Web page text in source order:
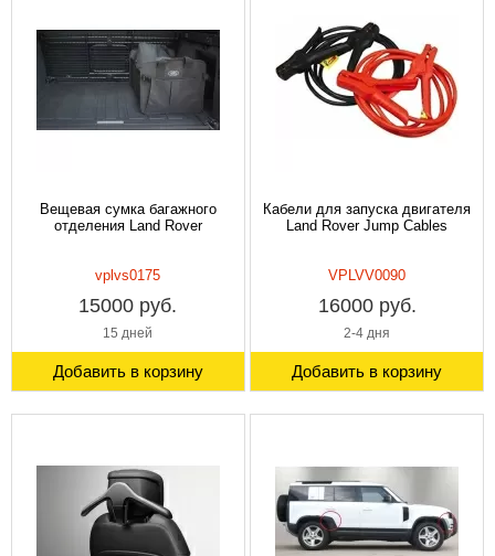
Вещевая сумка багажного
отделения Land Rover
vplvs0175
15000 руб.
15 дней
Добавить в корзину
Кабели для запуска двигателя
Land Rover Jump Cables
VPLVV0090
16000 руб.
2-4 дня
Добавить в корзину